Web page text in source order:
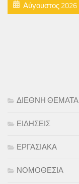
Αύγουστος 2026
ΔΙΕΘΝΗ ΘΕΜΑΤΑ
ΕΙΔΗΣΕΙΣ
ΕΡΓΑΣΙΑΚΑ
ΝΟΜΟΘΕΣΙΑ